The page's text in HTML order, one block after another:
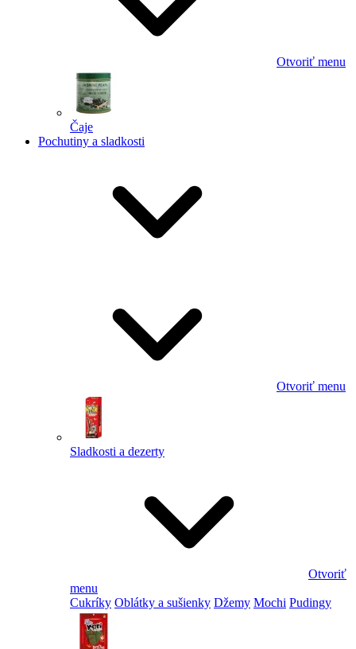
Otvoriť menu
Čaje
Pochutiny a sladkosti
Otvoriť menu
Sladkosti a dezerty
Otvoriť
menu
Cukríky Oblátky a sušienky Džemy Mochi Pudingy